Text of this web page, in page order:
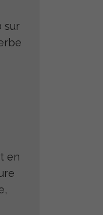
sur
en